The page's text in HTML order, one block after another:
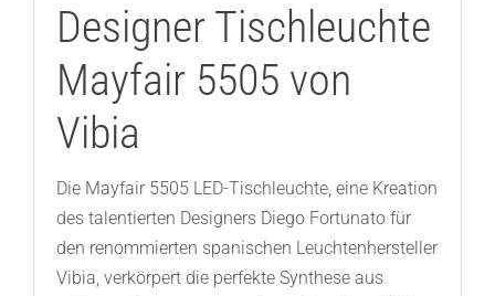
Designer Tischleuchte
Mayfair 5505 von
Vibia
Die Mayfair 5505 LED-Tischleuchte, eine Kreation
des talentierten Designers Diego Fortunato für
den renommierten spanischen Leuchtenhersteller
Vibia, verkörpert die perfekte Synthese aus